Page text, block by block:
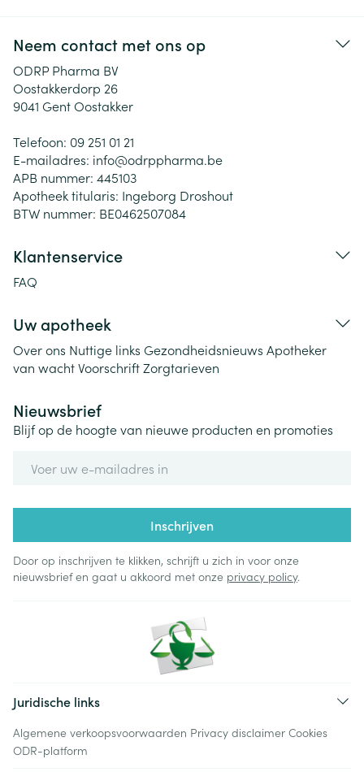
Neem contact met ons op
ODRP Pharma BV
Oostakkerdorp 26
9041 Gent Oostakker
Telefoon: 09 251 01 21
E-mailadres: info@odrppharma.be
APB nummer: 445103
Apotheek titularis: Ingeborg Droshout
BTW nummer: BE0462507084
Klantenservice
FAQ
Uw apotheek
Over ons Nuttige links Gezondheidsnieuws Apotheker
van wachtVoorschriftZorgtarieven
Nieuwsbrief
Blijf op de hoogte van nieuwe producten en promoties
Inschrijven
Door op inschrijven te klikken, schrijft u zich in voor onze
nieuwsbrief en gaat u akkoord met onze privacy policy.
Juridische links
Algemene verkoopsvoorwaarden Privacy disclaimer Cookies
ODR-platform